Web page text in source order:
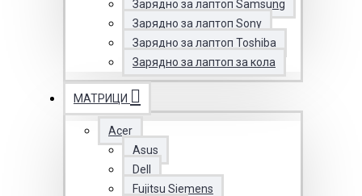
Зарядно за лаптоп Samsung
Зарядно за лаптоп Sony
Зарядно за лаптоп Toshiba
Зарядно за лаптоп за кола
МАТРИЦИ
Acer
Asus
Dell
Fujitsu Siemens